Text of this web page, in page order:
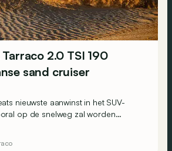
2.0 TSI 190
sand cruiser
nieuwste aanwinst in het SUV-
op de snelweg zal worden